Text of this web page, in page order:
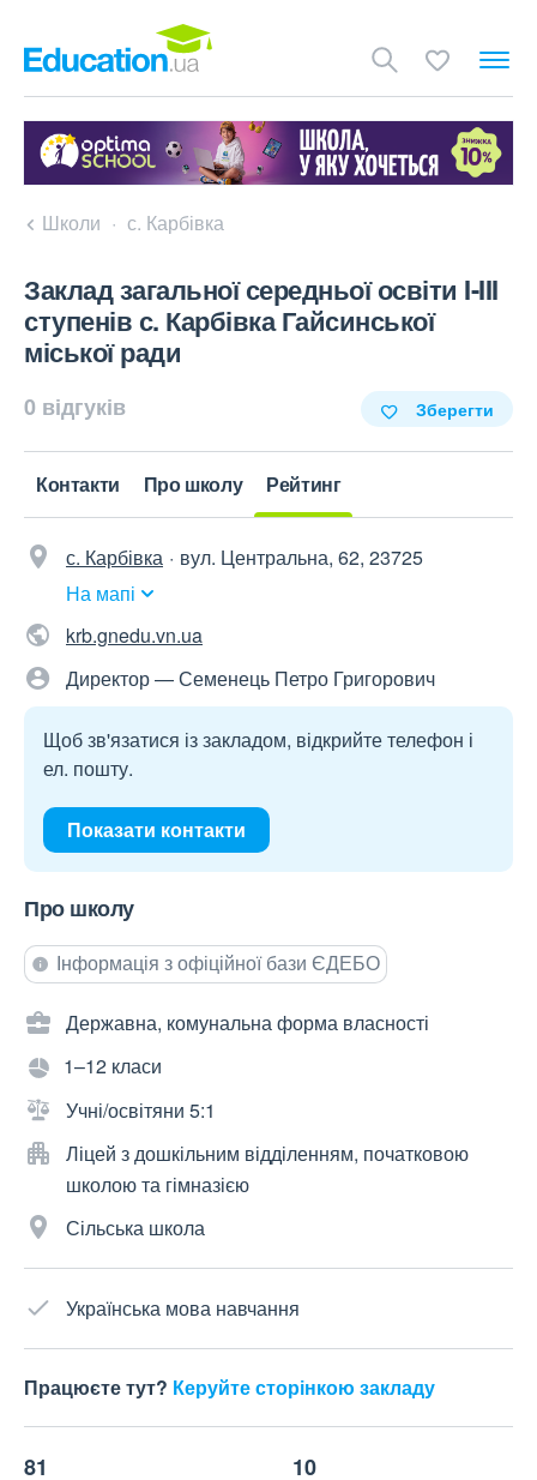
Школи с. Карбівка
Заклад загальної середньої освіти I-III
ступенів с. Карбівка Гайсинської
міської ради
0 відгуків Зберегти
Контакти Про школу Рейтинг
с. Карбівка
вул. Центральна, 62, 23725
На мапі
krb.gnedu.vn.ua
Директор — Семенець Петро Григорович
Щоб зв'язатися із закладом, відкрийте телефон і
ел. пошту.
Показати контакти
Про школу
Інформація з офіційної бази ЄДЕБО
Державна, комунальна форма власності
1–12 класи
Учні/освітяни 5:1
Ліцей з дошкільним відділенням, початковою
школою та гімназією
Сільська школа
Українська мова навчання
Працюєте тут? Керуйте сторінкою закладу
81 10